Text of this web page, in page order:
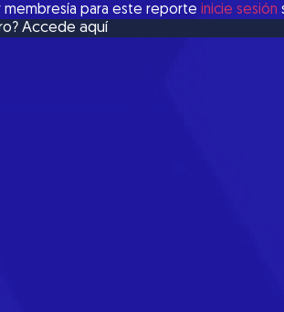
membresía para este reporteinicie sesión
Accede aquí